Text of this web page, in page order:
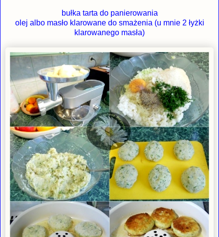
bułka tarta do panierowania
olej albo masło klarowane do smażenia (u mnie 2 łyżki
klarowanego masła)